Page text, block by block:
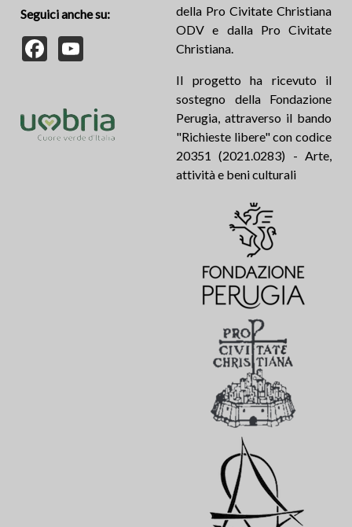
Seguici anche su:
Facebook
della Pro Civitate Christiana
ODV e dalla Pro Civitate
Christiana.
Il progetto ha ricevuto il
sostegno della Fondazione
Perugia, attraverso il bando
"Richieste libere" con codice
20351 (2021.0283) - Arte,
attività e beni culturali